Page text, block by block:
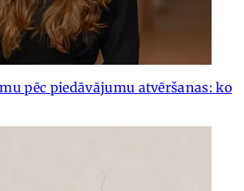
pēc piedāvājumu atvēršanas: ko